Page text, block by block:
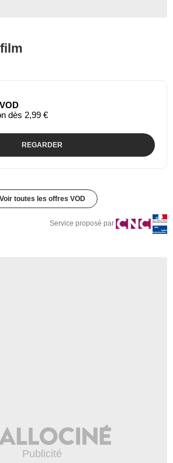
dès 2,99 €
REGARDER
Voir toutes les offres VOD
Service proposé par